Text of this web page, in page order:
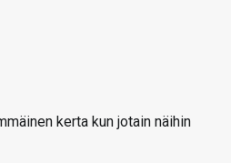
kerta kun jotain näihin